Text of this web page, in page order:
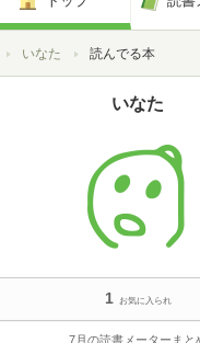
トップいなた 読んでる本
いなた
1 お気に入られ
7月の読書メーターまと